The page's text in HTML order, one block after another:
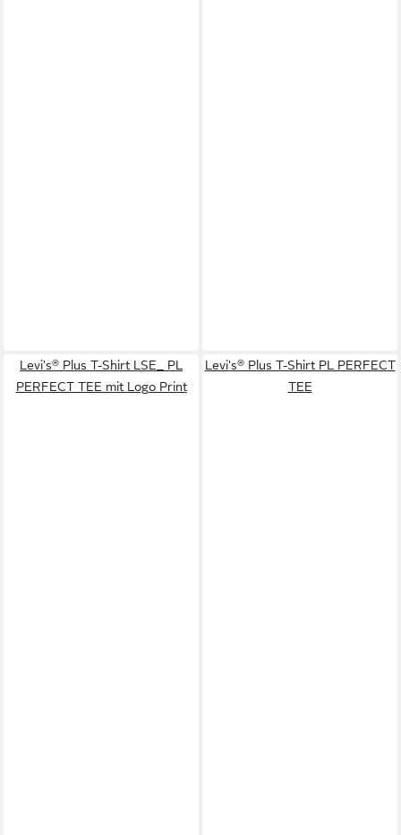
Levi's® Plus T-Shirt LSE_ PL
PERFECT TEE mit Logo Print
Levi's® Plus T-Shirt PL PERFECT
TEE